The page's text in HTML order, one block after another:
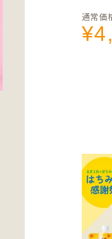
通常価
¥